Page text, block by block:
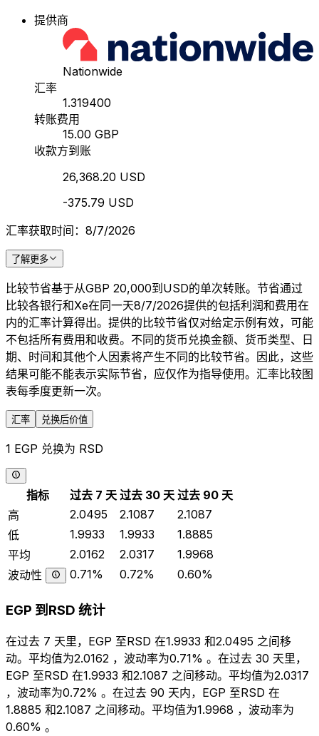
提供商
Nationwide
汇率
1.319400
转账费用
15.00 GBP
收款方到账
26,368.20 USD
-375.79 USD
汇率获取时间：8/7/2026
了解更多
比较节省基于从GBP 20,000到USD的单次转账。节省通过
比较各银行和Xe在同一天8/7/2026提供的包括利润和费用在
内的汇率计算得出。提供的比较节省仅对给定示例有效，可能
不包括所有费用和收费。不同的货币兑换金额、货币类型、日
期、时间和其他个人因素将产生不同的比较节省。因此，这些
结果可能不能表示实际节省，应仅作为指导使用。汇率比较图
表每季度更新一次。
汇率 兑换后价值
1 EGP 兑换为 RSD
指标 过去 7 天 过去 30 天 过去 90 天
高
2.0495 2.1087
2.1087
低
1.9933 1.9933
1.8885
平均
2.0162 2.0317
1.9968
波动性
0.71% 0.72% 0.60%
EGP 到RSD 统计
在过去 7 天里，EGP 至RSD 在1.9933 和2.0495 之间移
动。平均值为2.0162 ，波动率为0.71% 。在过去 30 天里，
EGP 至RSD 在1.9933 和2.1087 之间移动。平均值为2.0317
，波动率为0.72% 。在过去 90 天内，EGP 至RSD 在
1.8885 和2.1087 之间移动。平均值为1.9968 ，波动率为
0.60% 。